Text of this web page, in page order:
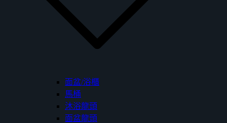
面盆/浴櫃
馬桶
沐浴龍頭
面盆龍頭